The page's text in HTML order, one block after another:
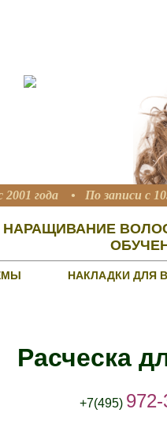
2001 года • По записи с
НАРАЩИВАНИЕ
НАКЛАДКИ ДЛЯ
Расческа
+7(495)